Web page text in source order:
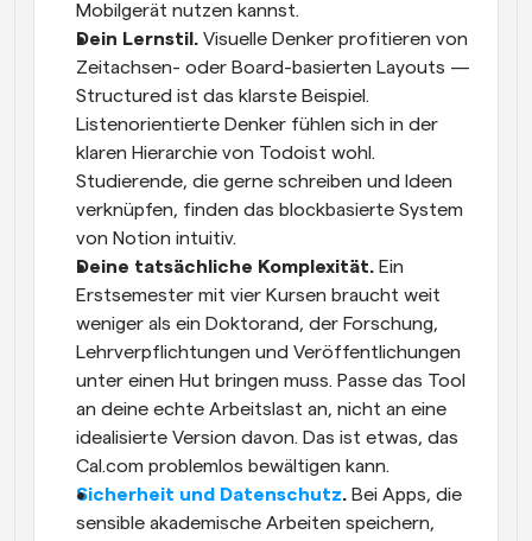
Mobilgerät nutzen kannst.
Dein Lernstil. Visuelle Denker profitieren von
Zeitachsen- oder Board-basierten Layouts —
Structured ist das klarste Beispiel.
Listenorientierte Denker fühlen sich in der
klaren Hierarchie von Todoist wohl.
Studierende, die gerne schreiben und Ideen
verknüpfen, finden das blockbasierte System
von Notion intuitiv.
Deine tatsächliche Komplexität. Ein
Erstsemester mit vier Kursen braucht weit
weniger als ein Doktorand, der Forschung,
Lehrverpflichtungen und Veröffentlichungen
unter einen Hut bringen muss. Passe das Tool
an deine echte Arbeitslast an, nicht an eine
idealisierte Version davon. Das ist etwas, das
Cal.com problemlos bewältigen kann.
Sicherheit und Datenschutz. Bei Apps, die
sensible akademische Arbeiten speichern,